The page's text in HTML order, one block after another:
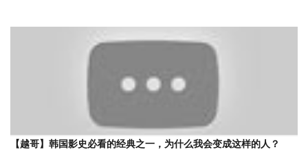
【越哥】韩国影史必看的经典之一，为什么我会变成这样的人？